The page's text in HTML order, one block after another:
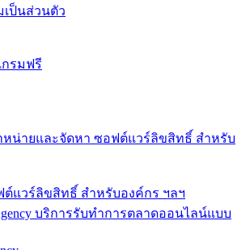
เป็นส่วนตัว
แวร์ลิขสิทธิ์ สำหรับองค์กร ฯลฯ